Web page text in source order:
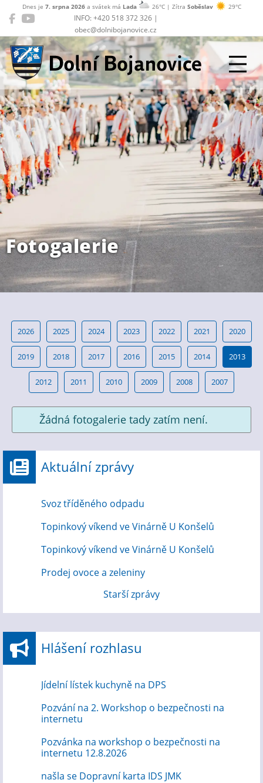
INFO: +420 518 372 326 |
obec@dolnibojanovice.cz
Dnes je 7. srpna 2026a svátek má Lada 26°C | Zítra Soběslav 29°C
Dolní Bojanovice
Fotogalerie
2026 2025 2024 2023 2022 2021 2020
2019 2018 2017 2016 2015 2014 2013
2012 2011 2010 2009 2008 2007
Žádná fotogalerie tady zatím není.
Aktuální zprávy
Svoz tříděného odpadu
Topinkový víkend ve Vinárně U Konšelů
Topinkový víkend ve Vinárně U Konšelů
Prodej ovoce a zeleniny
Starší zprávy
Hlášení rozhlasu
Jídelní lístek kuchyně na DPS
Pozvání na 2. Workshop o bezpečnosti na
internetu
Pozvánka na workshop o bezpečnosti na
internetu 12.8.2026
našla se Dopravní karta IDS JMK